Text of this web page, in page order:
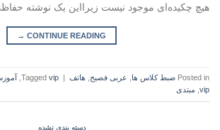
هیچ چکیده‌ای موجود نیست زیرا‌این یک نوشته
CONTINUE READING
→
Posted in ضبط کلاس ها عربی فصیح هاتف Tagged vip
vip مبتدی
دسته بندی نشده